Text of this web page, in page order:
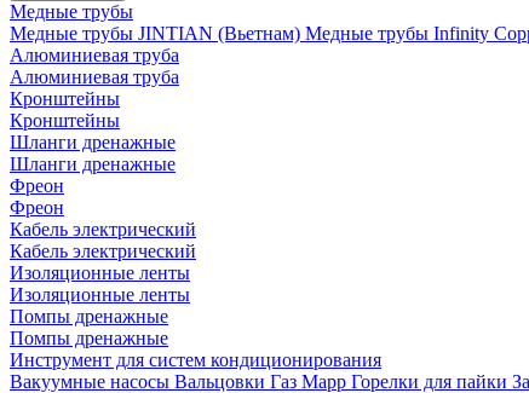
Медные трубы
Медные трубы JINTIAN (Вьетнам) Медные трубы Infinity
Алюминиевая труба
Алюминиевая труба
Кронштейны
Кронштейны
Шланги дренажные
Шланги дренажные
Фреон
Фреон
Кабель электрический
Кабель электрический
Изоляционные ленты
Изоляционные ленты
Помпы дренажные
Помпы дренажные
Инструмент для систем кондиционирования
Вакуумные насосы Вальцовки Газ Mapp Горелки для пайки